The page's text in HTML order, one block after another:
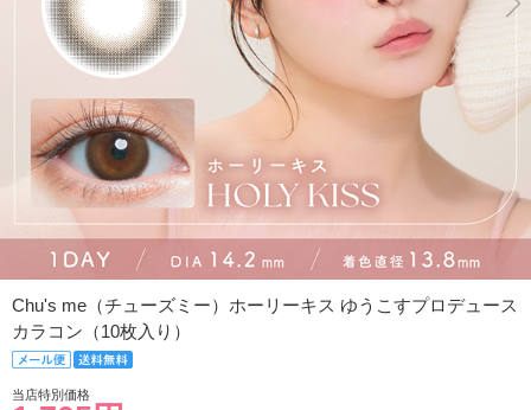
Chu's me（チューズミー）ホーリーキス ゆうこすプロデュース
カラコン（10枚入り）
当店特別価格